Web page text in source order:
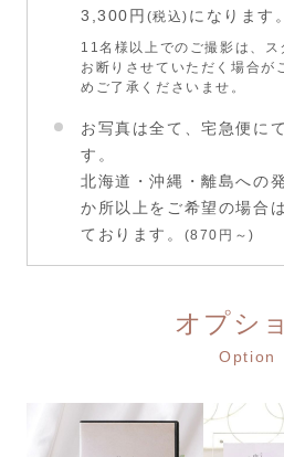
3,300円 (税込) になります。
11名様以上でのご撮影は、ス
お断りさせていただく場合が
めご了承くださいませ。
お写真は全て、宅急便に
す。
北海道・沖縄・離島への
か所以上をご希望の場合
ております。 (870円～)
オプシ
Option